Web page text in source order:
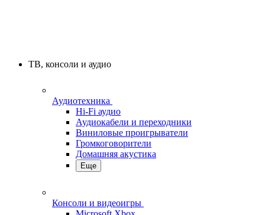
ТВ, консоли и аудио
Аудиотехника
Hi-Fi аудио
Аудиокабели и переходники
Виниловые проигрыватели
Громкоговорители
Домашняя акустика
Еще
Консоли и видеоигры